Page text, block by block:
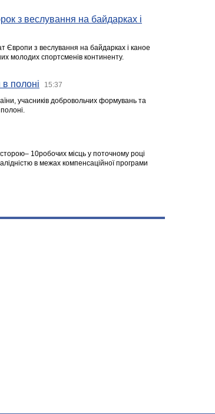
з веслування на байдарках і
Європи з веслування на байдарках і каное
молодих спортсменів континенту.
в полоні 15:37
учасників добровольчих формувань та
10робочих місць у поточному році
в межах компенсаційної програми